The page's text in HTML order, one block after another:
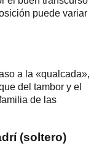
puede variar
a la «qualcada»,
del tambor y el
de las
(soltero)